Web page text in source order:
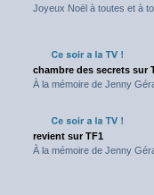
Joyeux Noël à toutes et à
chambre des secrets sur
À la mémoire de Jenny
revient sur TF1
À la mémoire de Jenny